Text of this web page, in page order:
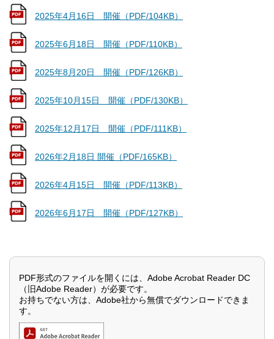
2025年4月16日 開催（PDF/104KB）
2025年6月18日 開催（PDF/110KB）
2025年8月20日 開催（PDF/126KB）
2025年10月15日 開催（PDF/130KB）
2025年12月17日 開催（PDF/111KB）
2026年2月18日 開催（PDF/165KB）
2026年4月15日 開催（PDF/113KB）
2026年6月17日 開催（PDF/127KB）
PDF形式のファイルを開くには、Adobe Acrobat Reader DC
（旧Adobe Reader）が必要です。
お持ちでない方は、Adobe社から無償でダウンロードできま
す。